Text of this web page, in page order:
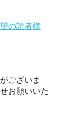
の読者様
ございま
お願いいた